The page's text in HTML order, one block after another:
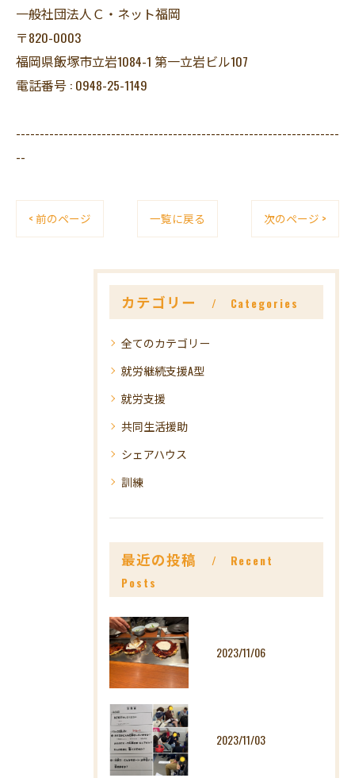
一般社団法人Ｃ・ネット福岡
〒820-0003
福岡県飯塚市立岩1084-1 第一立岩ビル107
電話番号 : 0948-25-1149
--------------------------------------------------------------------
--
< 前のページ 一覧に戻る 次のページ >
カテゴリー Categories
全てのカテゴリー
就労継続支援A型
就労支援
共同生活援助
シェアハウス
訓練
最近の投稿
Recent
Posts
2023/11/06
2023/11/03